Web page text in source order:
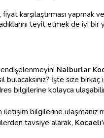
karşılaştırması yapmak
teyit etmek de iyi bir
Nalburlar
bulacaksınız? İşte size birkaç
bilgilerine kolayca
bilgilerine ulaşmanız
tavsiye alarak, Kocaeli